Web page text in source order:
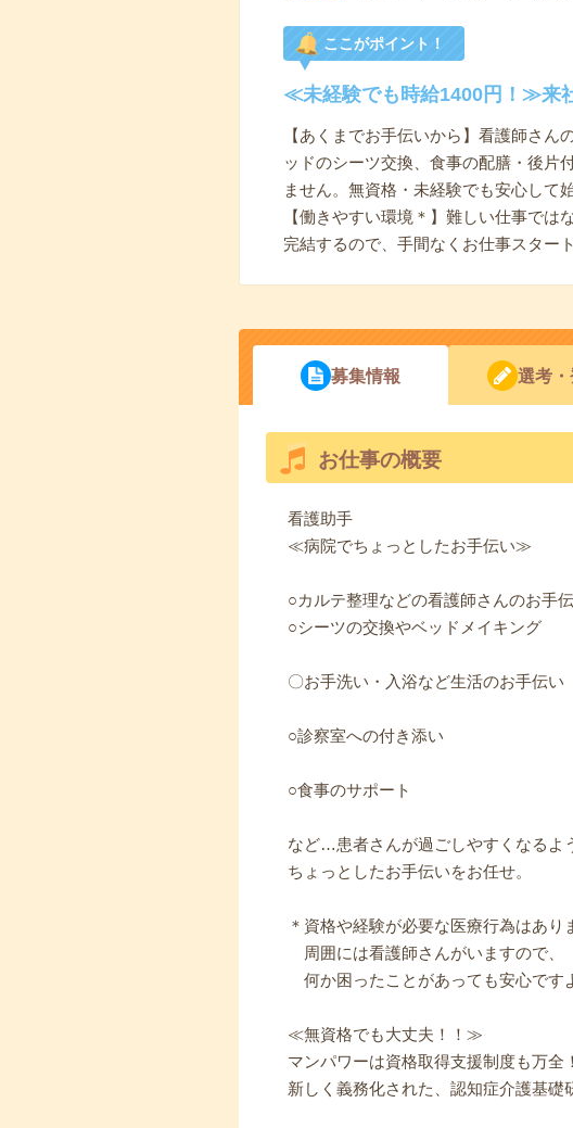
ここがポイント！
≪未経験でも時給1400円！≫来
【あくまでお手伝いから】看護師さ
ッドのシーツ交換、食事の配膳・後片
ません。無資格・未経験でも安心して
【働きやすい環境＊】難しい仕事で
完結するので、手間なくお仕事スター
募集情報 選考・
お仕事の概要
看護助手
≪病院でちょっとしたお手伝い≫
○カルテ整理などの看護師さんのお手
○シーツの交換やベッドメイキング
〇お手洗い・入浴など生活のお手伝い
○診察室への付き添い
○食事のサポート
など…患者さんが過ごしやすくなるよ
ちょっとしたお手伝いをお任せ。
＊資格や経験が必要な医療行為はあり
周囲には看護師さんがいますので、
何か困ったことがあっても安心です
≪無資格でも大丈夫！！≫
マンパワーは資格取得支援制度も万全
新しく義務化された、認知症介護基礎